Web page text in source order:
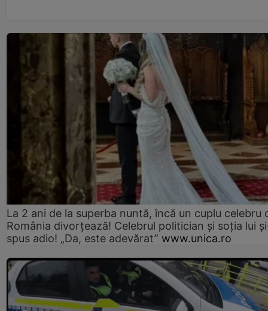
La 2 ani de la superba nuntă, încă un cuplu celebru
România divorțează! Celebrul politician și soția lui
spus adio! „Da, este adevărat” www.unica.ro